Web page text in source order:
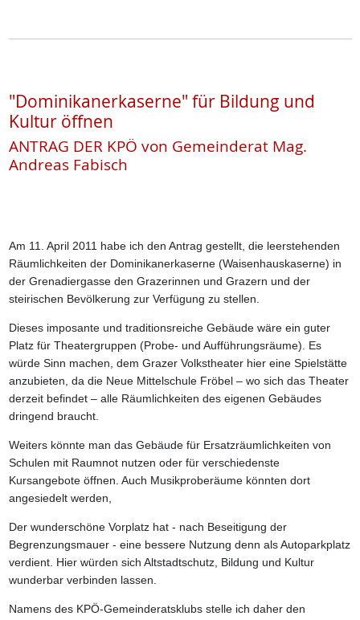
"Dominikanerkaserne" für Bildung und
Kultur öffnen
ANTRAG DER KPÖ von Gemeinderat Mag.
Andreas Fabisch
Am 11. April 2011 habe ich den Antrag gestellt, die leerstehenden
Räumlichkeiten der Dominikanerkaserne (Waisenhauskaserne) in
der Grenadiergasse den Grazerinnen und Grazern und der
steirischen Bevölkerung zur Verfügung zu stellen.
Dieses imposante und traditionsreiche Gebäude wäre ein guter
Platz für Theatergruppen (Probe- und Aufführungsräume). Es
würde Sinn machen, dem Grazer Volkstheater hier eine Spielstätte
anzubieten, da die Neue Mittelschule Fröbel – wo sich das Theater
derzeit befindet – alle Räumlichkeiten des eigenen Gebäudes
dringend braucht.
Weiters könnte man das Gebäude für Ersatzräumlichkeiten von
Schulen mit Raumnot nutzen oder für verschiedenste
Kursangebote öffnen. Auch Musikproberäume könnten dort
angesiedelt werden,
Der wunderschöne Vorplatz hat - nach Beseitigung der
Begrenzungsmauer - eine bessere Nutzung denn als Autoparkplatz
verdient. Hier würden sich Altstadtschutz, Bildung und Kultur
wunderbar verbinden lassen.
Namens des KPÖ-Gemeinderatsklubs stelle ich daher den